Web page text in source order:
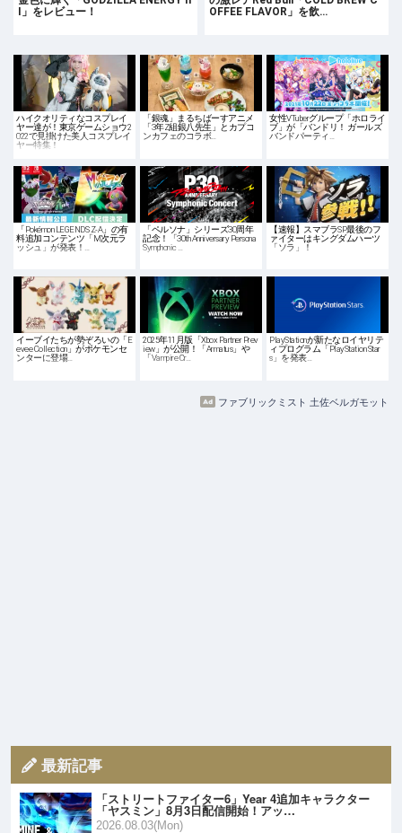
I」をレビュー！
OFFEE FLAVOR」を飲…
ハイクオリティなコスプレイ
ヤー達が！東京ゲームショウ2
022で見掛けた美人コスプレイ
ヤー特集！
「銀魂」まるちばーすアニメ
「3年Z組銀八先生」とカプコ
ンカフェのコラボ…
女性VTuberグループ「ホロライ
ブ」が「バンドリ！ ガールズ
バンドパーティ…
「Pokémon LEGENDS Z-A」の有
料追加コンテンツ「M次元ラ
ッシュ」が発表！…
「ペルソナ」シリーズ30周年
記念！「30th Anniversary Persona
Symphonic …
【速報】スマブラSP最後のフ
ァイターはキングダムハーツ
「ソラ」！
イーブイたちが勢ぞろいの「E
evee Collection」がポケモンセ
ンターに登場…
2025年11月版「Xbox Partner Prev
iew」が公開！「Armatus」や
「Vampire Cr…
PlayStationが新たなロイヤリテ
ィプログラム「PlayStation Star
s」を発表…
ファブリックミスト 土佐ベルガモット
最新記事
「ストリートファイター6」Year 4追加キャラクター
「ヤスミン」8月3日配信開始！アッ…
2026.08.03(Mon)